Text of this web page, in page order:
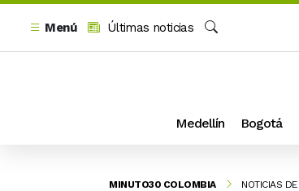
Menú
Últimas noticias
Medellín Bogotá
MINUTO30 COLOMBIA NOTICIAS